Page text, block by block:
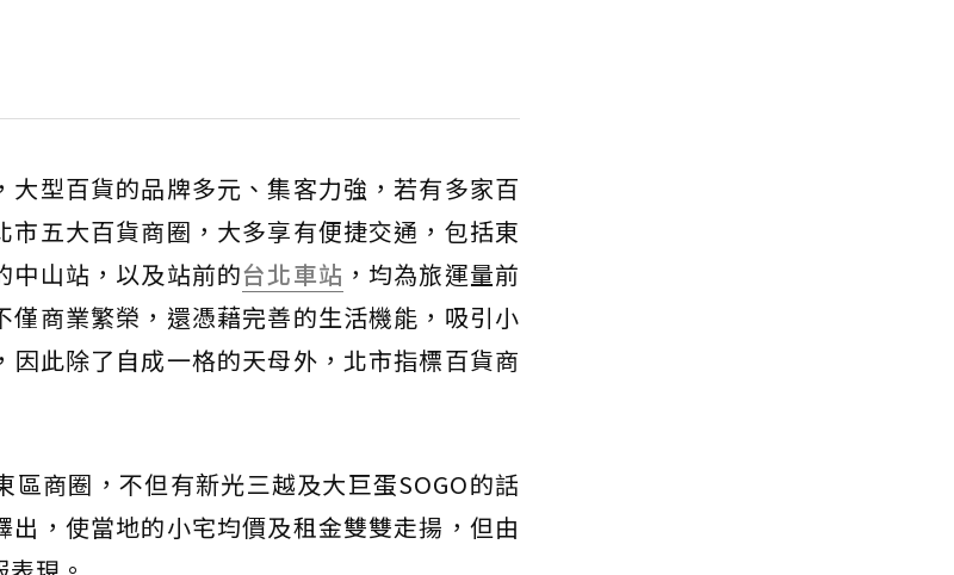
型百貨的品牌多元、集客力強，若有多家百
五大百貨商圈，大多享有便捷交通，包括東
中山站，以及站前的台北車站 ，均為旅運量前
商業繁榮，還憑藉完善的生活機能，吸引小
因此除了自成一格的天母外，北市指標百貨商
商圈，不但有新光三越及大巨蛋SOGO的話
，使當地的小宅均價及租金雙雙走揚，但由